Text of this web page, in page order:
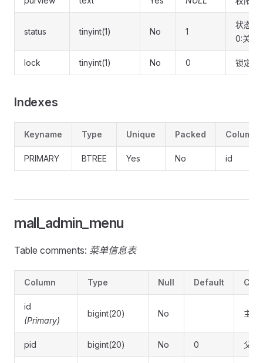
status tinyint(1) No 1
状态(1:
0:关闭)
lock tinyint(1) No 0 锁定
Indexes
Keyname Type Unique Packed Column
PRIMARY BTREE Yes No id
mall_admin_menu
Table comments: 菜单信息表
Column Type Null Default
id
(Primary)
bigint(20) No 主键
pid bigint(20) No 0 父ID